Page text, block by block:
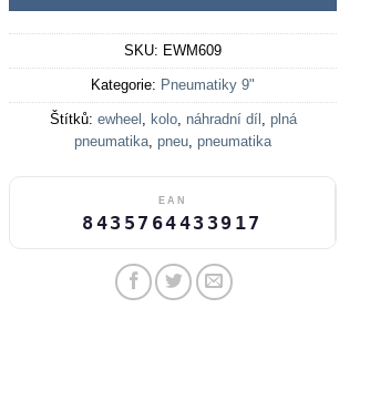
SKU: EWM609
Kategorie: Pneumatiky 9"
Štítků: ewheel , kolo, náhradní díl , plná
pneumatika,pneu,pneumatika
EAN
8435764433917